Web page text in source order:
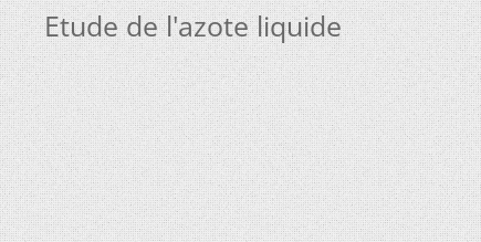
Etude de l'azote liquide